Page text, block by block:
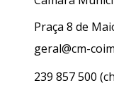
Praça 8 de
geral@cm-
239 857 500